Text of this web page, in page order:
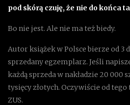
pod skórą czuję, że nie do końca
Bo nie jest. Ale nie ma też biedy.
Autor książek w Polsce bierze od 3
sprzedany egzemplarz. Jeśli
każdą sprzeda w nakładzie 20 000
tysięcy złotych. Oczywiście od
ZUS.